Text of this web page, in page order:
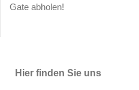
Gate abholen!
Hier finden Sie uns